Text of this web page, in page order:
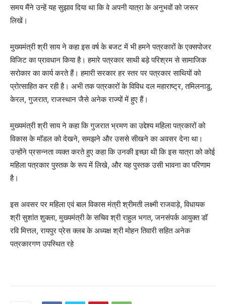
समय मैंने उन्हें यह सुझाव दिया था कि वे अपनी यात्रा के अनुभवों को जरूर
लिखें।
मुख्यमंत्री श्री साय ने कहा इस वर्ष के बजट में भी हमने पत्रकारों के एक्सपोजर
विजिट का प्रावधान किया है। हमारे पत्रकार साथी बड़े परिश्रम से सामाजिक
सरोकार का कार्य करते हैं। हमारी सरकार हर स्तर पर पत्रकार साथियों को
प्रोत्साहित कर रही है। अभी तक पत्रकारों के विविध दल महाराष्ट्र, तमिलनाडु,
केरल, गुजरात, राजस्थान जैसे अनेक राज्यों में हुए हैं।
मुख्यमंत्री श्री साय ने कहा कि गुजरात भ्रमण का उद्देश्य महिला पत्रकारों को
विकास के मॉडल को देखने, समझने और उससे सीखने का अवसर देना था।
उन्होंने प्रसन्नता व्यक्त करते हुए कहा कि उनकी इच्छा थी कि इस यात्रा को कोई
महिला पत्रकार पुस्तक के रूप में लिखे, और यह पुस्तक उसी भावना का परिणाम
है।
इस अवसर पर महिला एवं बाल विकास मंत्री श्रीमती लक्ष्मी राजवाड़े, विधायक
श्री सुशांत शुक्ला, मुख्यमंत्री के सचिव श्री राहुल भगत, जनसंपर्क आयुक्त डॉ
रवि मित्तल, रायपुर प्रेस क्लब के अध्यक्ष श्री मोहन तिवारी सहित अनेक
पत्रकारगण उपस्थित रहे